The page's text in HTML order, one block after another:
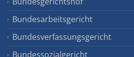
Bundesarbeitsgericht
Bundesverfassungsgericht
Bundessozialgericht